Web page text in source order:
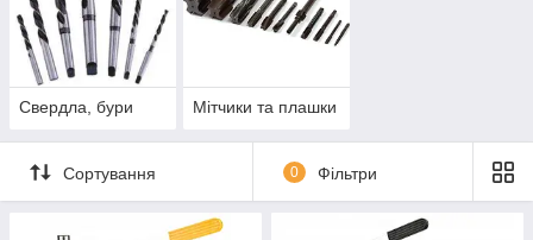
Свердла, бури Мітчики та плашки
Сортування 0 Фільтри